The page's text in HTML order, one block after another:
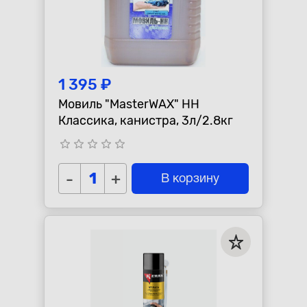
1 395 ₽
Мовиль "MasterWAX" НН
Классика, канистра, 3л/2.8кг
star_border star_border star_border star_border star_border
- + В корзину